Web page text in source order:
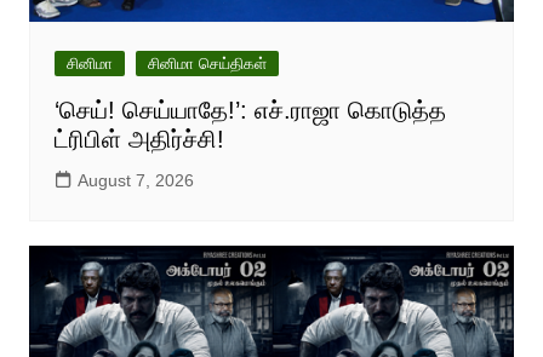
சினிமா சினிமா செய்திகள்
‘செய்! செய்யாதே!’: எச்.ராஜா கொடுத்த
ட்ரிபிள் அதிர்ச்சி!
August 7, 2026